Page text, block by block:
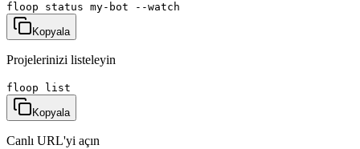
floop status my-bot --watch
Kopyala
Projelerinizi listeleyin
floop list
Kopyala
Canlı URL'yi açın